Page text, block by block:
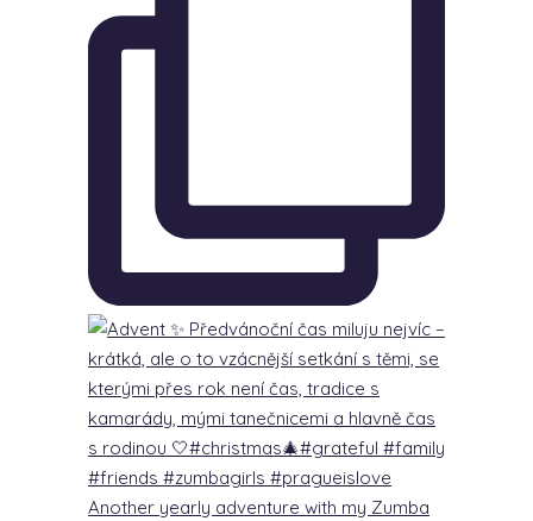
Another yearly adventure with my Zumba